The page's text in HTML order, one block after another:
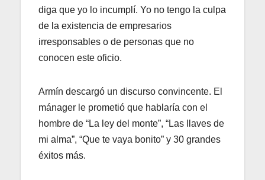
diga que yo lo incumplí. Yo no tengo la culpa
de la existencia de empresarios
irresponsables o de personas que no
conocen este oficio.
Armín descargó un discurso convincente. El
mánager le prometió que hablaría con el
hombre de “La ley del monte”, “Las llaves de
mi alma”, “Que te vaya bonito” y 30 grandes
éxitos más.